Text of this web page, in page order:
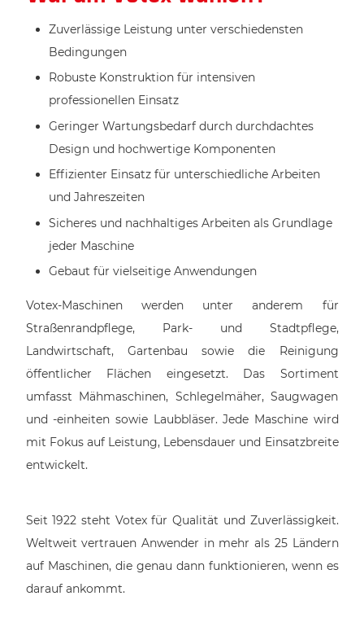
Zuverlässige Leistung unter verschiedensten
Bedingungen
Robuste Konstruktion für intensiven
professionellen Einsatz
Geringer Wartungsbedarf durch durchdachtes
Design und hochwertige Komponenten
Effizienter Einsatz für unterschiedliche Arbeiten
und Jahreszeiten
Sicheres und nachhaltiges Arbeiten als Grundlage
jeder Maschine
Gebaut für vielseitige Anwendungen
Votex-Maschinen werden unter anderem für
Straßenrandpflege, Park- und Stadtpflege,
Landwirtschaft, Gartenbau sowie die Reinigung
öffentlicher Flächen eingesetzt. Das Sortiment
umfasst Mähmaschinen, Schlegelmäher, Saugwagen
und -einheiten sowie Laubbläser. Jede Maschine wird
mit Fokus auf Leistung, Lebensdauer und Einsatzbreite
entwickelt.
Seit 1922 steht Votex für Qualität und Zuverlässigkeit.
Weltweit vertrauen Anwender in mehr als 25 Ländern
auf Maschinen, die genau dann funktionieren, wenn es
darauf ankommt.